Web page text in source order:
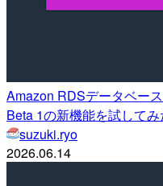
Amazon RDSデータベー
Beta 1の新機能を試してみ
suzuki.ryo
2026.06.14